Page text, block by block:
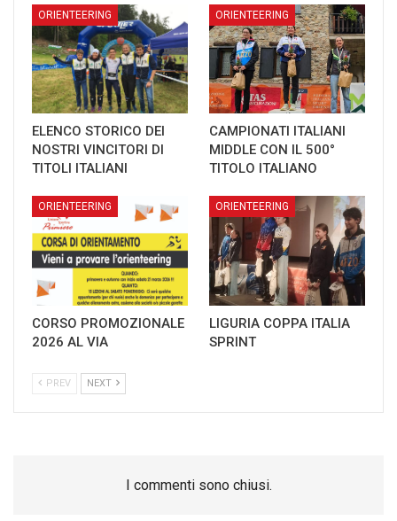
ORIENTEERING
ELENCO STORICO DEI
NOSTRI VINCITORI DI
TITOLI ITALIANI
ORIENTEERING
CAMPIONATI ITALIANI
MIDDLE CON IL 500°
TITOLO ITALIANO
ORIENTEERING
CORSO PROMOZIONALE
2026 AL VIA
ORIENTEERING
LIGURIA COPPA ITALIA
SPRINT
PREV NEXT
I commenti sono chiusi.